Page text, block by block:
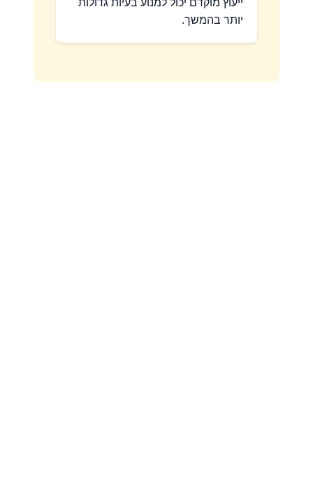
ייעוץ מוקדם יכול למנוע בעיות גדולות
יותר בהמשך.